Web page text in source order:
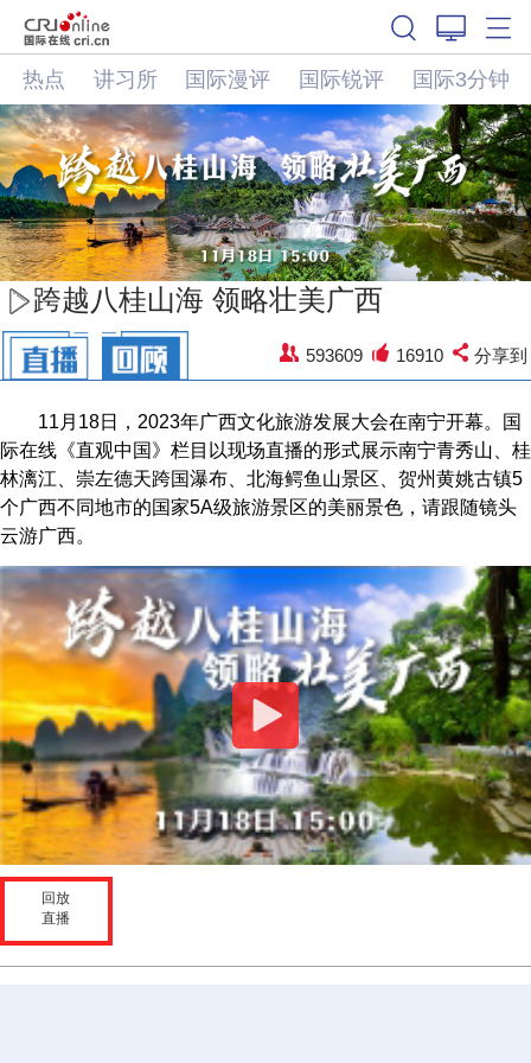
热点 讲习所 国际漫评 国际锐评 国际3分钟
跨越八桂山海 领略壮美广西
593609 16910 分享到
11月18日，2023年广西文化旅游发展大会在南宁开幕。国
际在线《直观中国》栏目以现场直播的形式展示南宁青秀山、桂
林漓江、崇左德天跨国瀑布、北海鳄鱼山景区、贺州黄姚古镇5
个广西不同地市的国家5A级旅游景区的美丽景色，请跟随镜头
云游广西。
回放
直播